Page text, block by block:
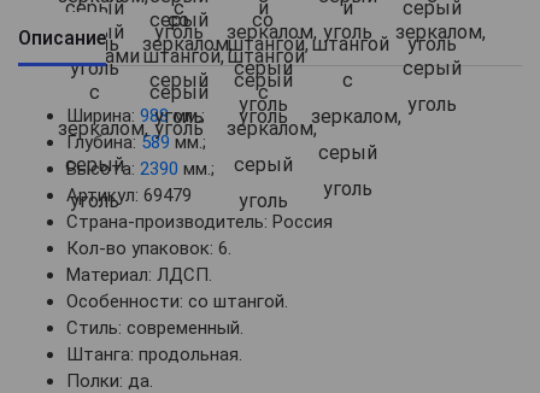
Описание
Ширина: 988мм.;
Глубина:589 мм.;
Высота: 2390 мм.;
Артикул: 69479
Страна-производитель: Россия
Кол-во упаковок: 6.
Материал: ЛДСП.
Особенности: со штангой.
Стиль: современный.
Штанга: продольная.
Полки: да.